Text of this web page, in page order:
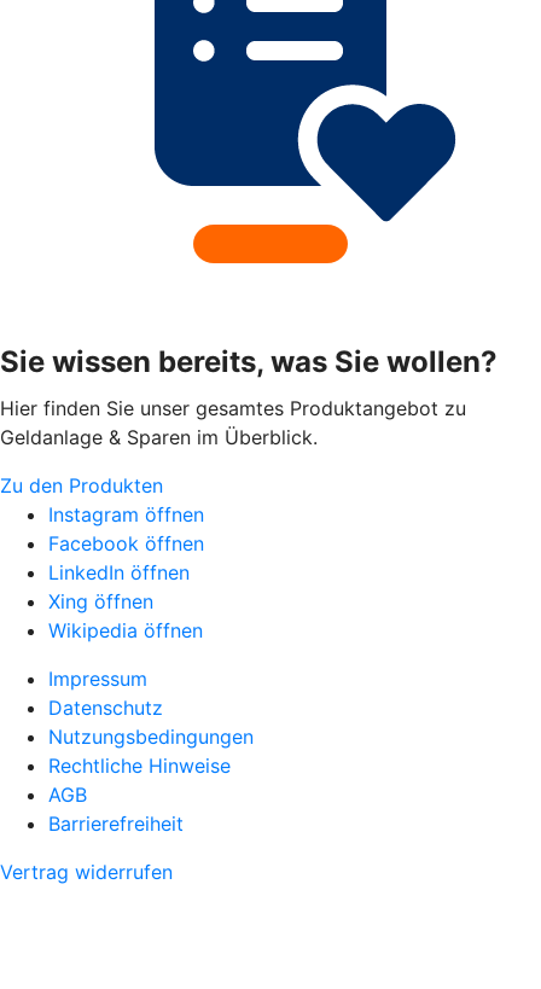
Sie wissen bereits, was Sie wollen?
Hier finden Sie unser gesamtes Produktangebot zu
Geldanlage & Sparen im Überblick.
Zu den Produkten
Instagram öffnen
Facebook öffnen
LinkedIn öffnen
Xing öffnen
Wikipedia öffnen
Impressum
Datenschutz
Nutzungsbedingungen
Rechtliche Hinweise
AGB
Barrierefreiheit
Vertrag widerrufen